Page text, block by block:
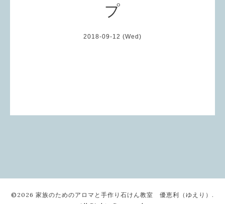
プ
2018-09-12 (Wed)
©2026 家族のためのアロマと手作り石けん教室 優恵利（ゆえり） .